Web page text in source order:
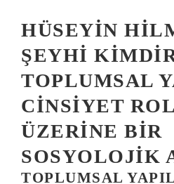
HÜSEYIN
ŞEYHI
TOPLUMSAL
CINSIYET
ÜZERINE BIR
SOSYOLOJIK
TOPLUMSAL